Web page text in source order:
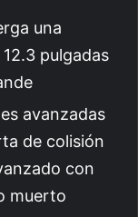
una
pulgadas
avanzadas
de colisión
con
muerto